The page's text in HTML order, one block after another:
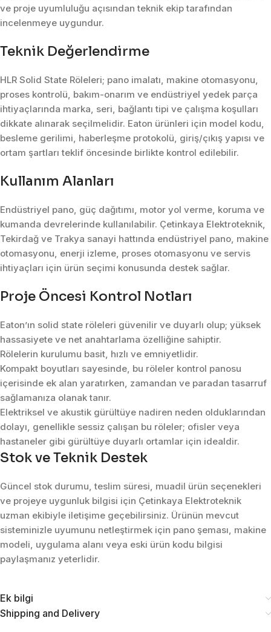
ve proje uyumluluğu açısından teknik ekip tarafından
incelenmeye uygundur.
Teknik Değerlendirme
HLR Solid State Röleleri; pano imalatı, makine otomasyonu,
proses kontrolü, bakım-onarım ve endüstriyel yedek parça
ihtiyaçlarında marka, seri, bağlantı tipi ve çalışma koşulları
dikkate alınarak seçilmelidir. Eaton ürünleri için model kodu,
besleme gerilimi, haberleşme protokolü, giriş/çıkış yapısı ve
ortam şartları teklif öncesinde birlikte kontrol edilebilir.
Kullanım Alanları
Endüstriyel pano, güç dağıtımı, motor yol verme, koruma ve
kumanda devrelerinde kullanılabilir. Çetinkaya Elektroteknik,
Tekirdağ ve Trakya sanayi hattında endüstriyel pano, makine
otomasyonu, enerji izleme, proses otomasyonu ve servis
ihtiyaçları için ürün seçimi konusunda destek sağlar.
Proje Öncesi Kontrol Notları
Eaton’ın solid state röleleri güvenilir ve duyarlı olup; yüksek
hassasiyete ve net anahtarlama özelliğine sahiptir.
Rölelerin kurulumu basit, hızlı ve emniyetlidir.
Kompakt boyutları sayesinde, bu röleler kontrol panosu
içerisinde ek alan yaratırken, zamandan ve paradan tasarruf
sağlamanıza olanak tanır.
Elektriksel ve akustik gürültüye nadiren neden olduklarından
dolayı, genellikle sessiz çalışan bu röleler; ofisler veya
hastaneler gibi gürültüye duyarlı ortamlar için idealdir.
Stok ve Teknik Destek
Güncel stok durumu, teslim süresi, muadil ürün seçenekleri
ve projeye uygunluk bilgisi için Çetinkaya Elektroteknik
uzman ekibiyle iletişime geçebilirsiniz. Ürünün mevcut
sisteminizle uyumunu netleştirmek için pano şeması, makine
modeli, uygulama alanı veya eski ürün kodu bilgisi
paylaşmanız yeterlidir.
Ek bilgi
Shipping and Delivery